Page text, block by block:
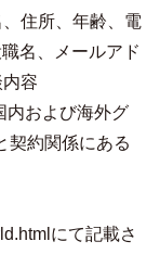
住所、年齢、電
名、メールアド
容
内および海外グ
契約関係にある
にて記載さ